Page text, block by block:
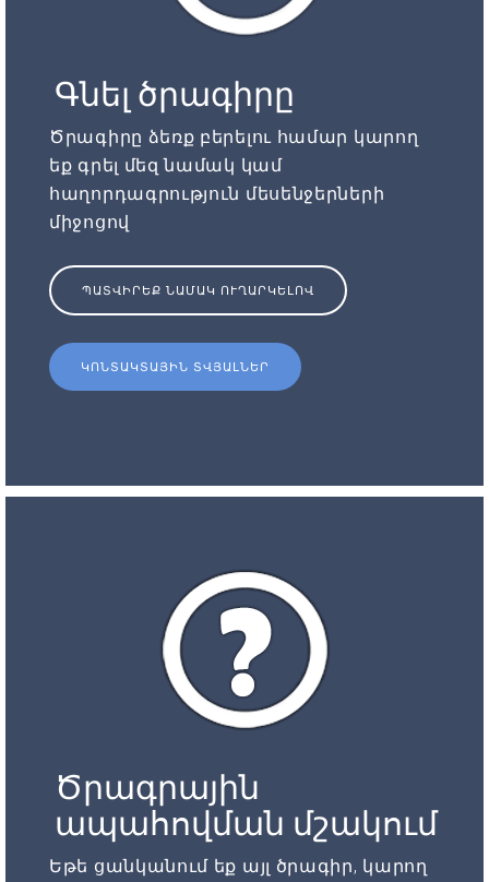
Գնել ծրագիրը
Ծրագիրը ձեռք բերելու համար կարող
եք գրել մեզ նամակ կամ
հաղորդագրություն մեսենջերների
միջոցով
ՊԱՏՎԻՐԵՔ ՆԱՄԱԿ ՈՒՂԱՐԿԵԼՈՎ
ԿՈՆՏԱԿՏԱՅԻՆ ՏՎՅԱԼՆԵՐ
Ծրագրային
ապահովման մշակում
Եթե ցանկանում եք այլ ծրագիր, կարող